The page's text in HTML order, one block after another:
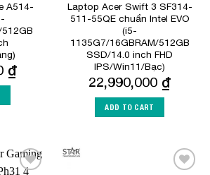
A514-
₫
Laptop Acer Swift 3 SF314-
511-55QE chuẩn Intel EVO
(i5-
1135G7/16GBRAM/512GB
SSD/14.0 inch FHD
IPS/Win11/Bạc)
22,990,000 ₫
ADD TO CART